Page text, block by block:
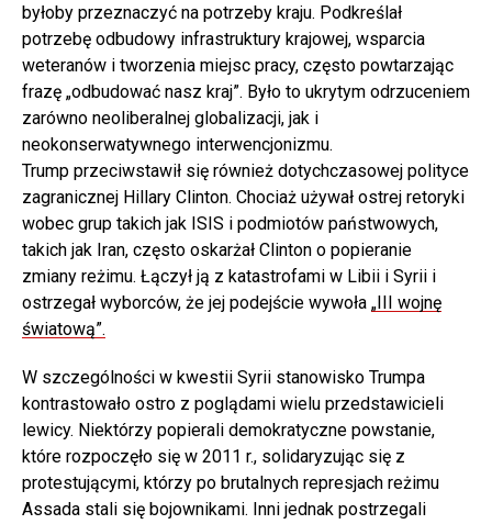
byłoby przeznaczyć na potrzeby kraju. Podkreślał
potrzebę odbudowy infrastruktury krajowej, wsparcia
weteranów i tworzenia miejsc pracy, często powtarzając
frazę „odbudować nasz kraj”. Było to ukrytym odrzuceniem
zarówno neoliberalnej globalizacji, jak i
neokonserwatywnego interwencjonizmu.
Trump przeciwstawił się również dotychczasowej polityce
zagranicznej Hillary Clinton. Chociaż używał ostrej retoryki
wobec grup takich jak ISIS i podmiotów państwowych,
takich jak Iran, często oskarżał Clinton o popieranie
zmiany reżimu. Łączył ją z katastrofami w Libii i Syrii i
ostrzegał wyborców, że jej podejście wywoła „III wojnę
światową”.
W szczególności w kwestii Syrii stanowisko Trumpa
kontrastowało ostro z poglądami wielu przedstawicieli
lewicy. Niektórzy popierali demokratyczne powstanie,
które rozpoczęło się w 2011 r., solidaryzując się z
protestującymi, którzy po brutalnych represjach reżimu
Assada stali się bojownikami. Inni jednak postrzegali